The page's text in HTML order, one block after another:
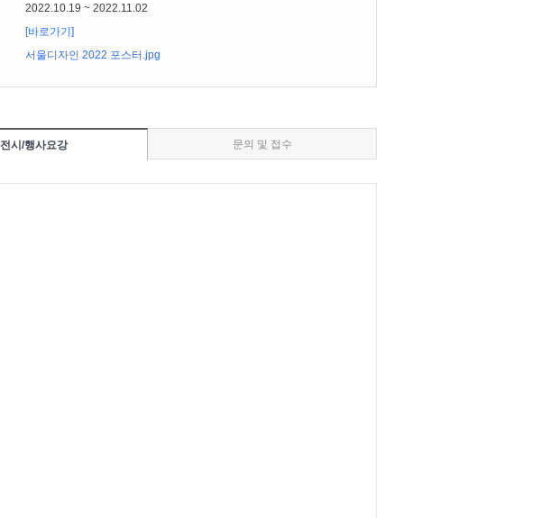
2022.10.19 ~ 2022.11.02
[바로가기]
서울디자인 2022 포스터.jpg
전시/행사요강 문의 및 접수